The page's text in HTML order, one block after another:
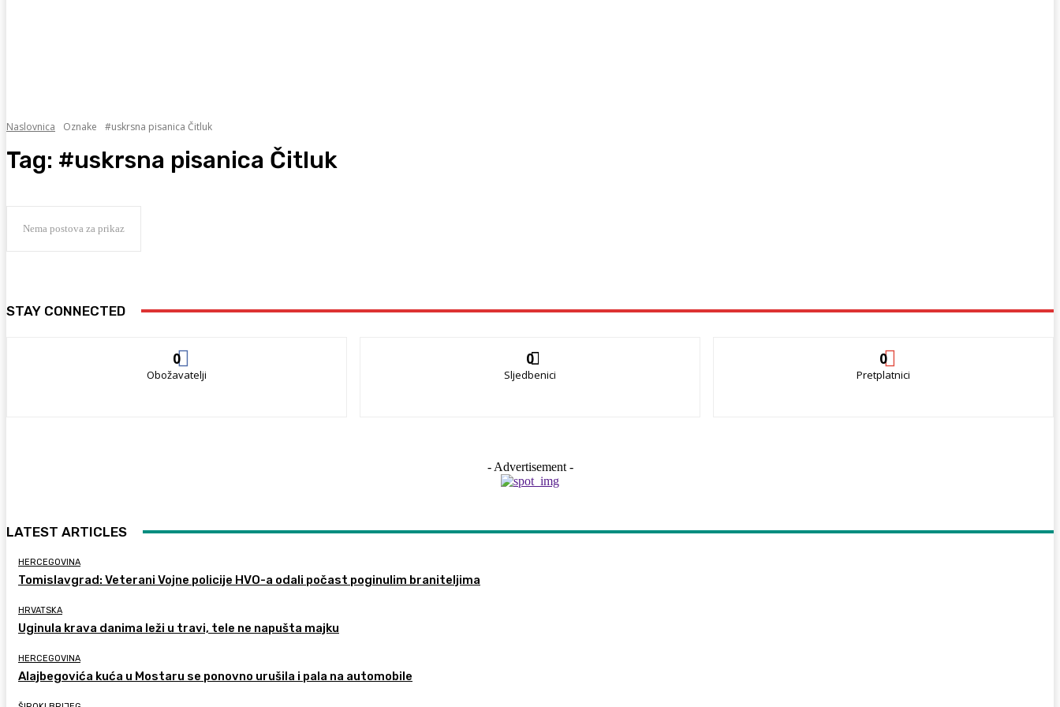
Naslovnica Oznake #uskrsna pisanica Čitluk
Tag: #uskrsna pisanica Čitluk
Nema postova za prikaz
STAY CONNECTED
0
Obožavatelji
0
Sljedbenici
0
Pretplatnici
- Advertisement -
LATEST ARTICLES
HERCEGOVINA
Tomislavgrad: Veterani Vojne policije HVO-a odali počast poginulim braniteljima
HRVATSKA
Uginula krava danima leži u travi, tele ne napušta majku
HERCEGOVINA
Alajbegovića kuća u Mostaru se ponovno urušila i pala na automobile